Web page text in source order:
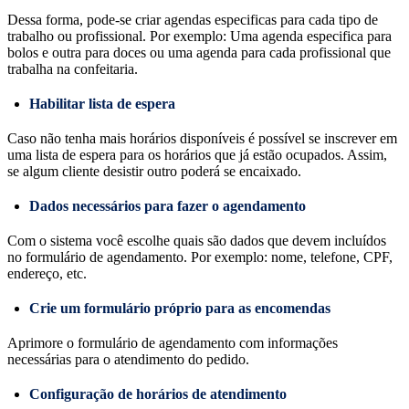
Dessa forma, pode-se criar agendas especificas para cada tipo de
trabalho ou profissional. Por exemplo: Uma agenda especifica para
bolos e outra para doces ou uma agenda para cada profissional que
trabalha na confeitaria.
Habilitar lista de espera
Caso não tenha mais horários disponíveis é possível se inscrever em
uma lista de espera para os horários que já estão ocupados. Assim,
se algum cliente desistir outro poderá se encaixado.
Dados necessários para fazer o agendamento
Com o sistema você escolhe quais são dados que devem incluídos
no formulário de agendamento. Por exemplo: nome, telefone, CPF,
endereço, etc.
Crie um formulário próprio para as encomendas
Aprimore o formulário de agendamento com informações
necessárias para o atendimento do pedido.
Configuração de horários de atendimento